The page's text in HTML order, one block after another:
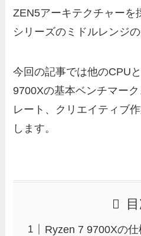
ZEN5アーキテクチャーを
シリーズのミドルレンジの
今回の記事では他のCPU
9700Xの基本ベンチマー
レート、クリエイティブ
します。
Ryzen 7 9700Xの仕